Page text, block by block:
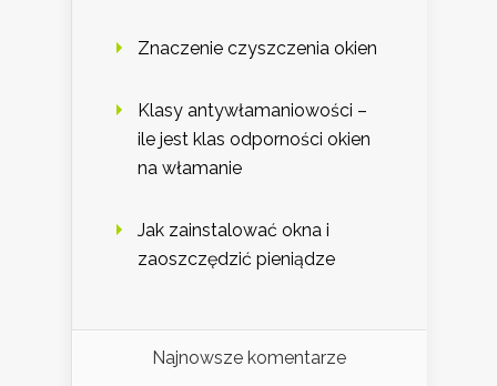
Znaczenie czyszczenia okien
Klasy antywłamaniowości –
ile jest klas odporności okien
na włamanie
Jak zainstalować okna i
zaoszczędzić pieniądze
Najnowsze komentarze